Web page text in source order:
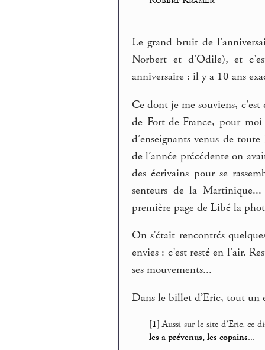
Le grand bruit de
Norbert et d’Odile), et
anniversaire : il y a 10 ans
Ce dont je me souviens,
de Fort-de-France, pour
d’enseignants venus de
de l’année précédente on
des écrivains pour se
senteurs de la
première page de Libé la
On s’était rencontrés
envies : c’est resté en l’air.
ses mouvements...
Dans le billet d’Eric, tout un
[1]Aussi sur le site d’Eric, ce
les a prévenus, les copains...